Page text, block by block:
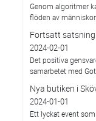
Genom algoritmer
flöden av
Fortsatt
2024-02-01
Det positiva
samarbetet med
Nya butiken i
2024-01-01
Ett lyckat event